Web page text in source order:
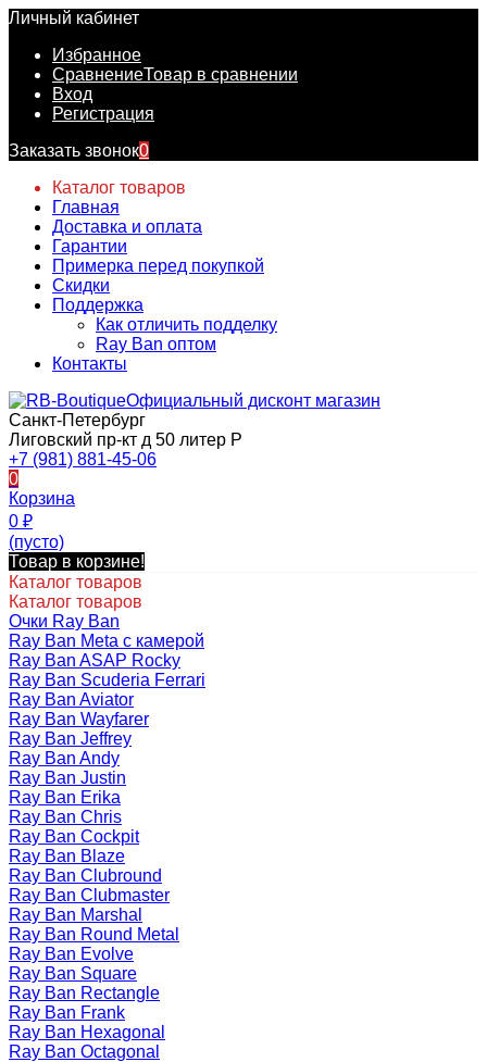
Личный кабинет
Избранное
СравнениеТовар в сравнении
Вход
Регистрация
Заказать звонок0
Каталог товаров
Главная
Доставка и оплата
Гарантии
Примерка перед покупкой
Скидки
Поддержка
Как отличить подделку
Ray Ban оптом
Контакты
Официальный дисконт магазин
Санкт-Петербург
Лиговский пр-кт д 50 литер Р
+7 (981) 881-45-06
0
Корзина
0 ₽
(пусто)
Товар в корзине!
Каталог товаров
Каталог товаров
Очки Ray Ban
Ray Ban Meta с камерой
Ray Ban ASAP Rocky
Ray Ban Scuderia Ferrari
Ray Ban Aviator
Ray Ban Wayfarer
Ray Ban Jeffrey
Ray Ban Andy
Ray Ban Justin
Ray Ban Erika
Ray Ban Chris
Ray Ban Cockpit
Ray Ban Blaze
Ray Ban Clubround
Ray Ban Clubmaster
Ray Ban Marshal
Ray Ban Round Metal
Ray Ban Evolve
Ray Ban Square
Ray Ban Rectangle
Ray Ban Frank
Ray Ban Hexagonal
Ray Ban Octagonal